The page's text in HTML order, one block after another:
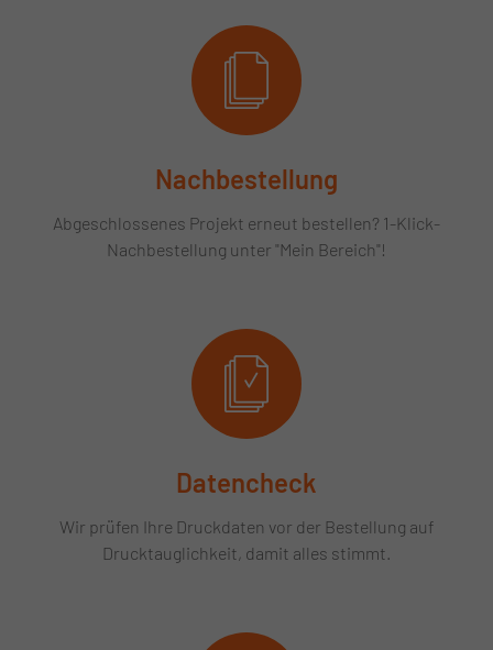
Nachbestellung
Abgeschlossenes Projekt erneut bestellen? 1-Klick-
Nachbestellung unter "Mein Bereich"!
Datencheck
Wir prüfen Ihre Druckdaten vor der Bestellung auf
Drucktauglichkeit, damit alles stimmt.